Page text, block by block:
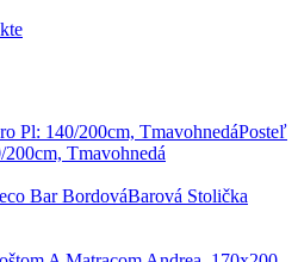
Posteľ
Tmavohnedá
Barová Stolička